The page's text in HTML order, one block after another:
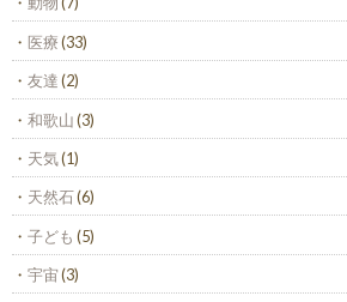
医療(33)
友達(2)
和歌山(3)
天気(1)
天然石(6)
子ども (5)
宇宙(3)